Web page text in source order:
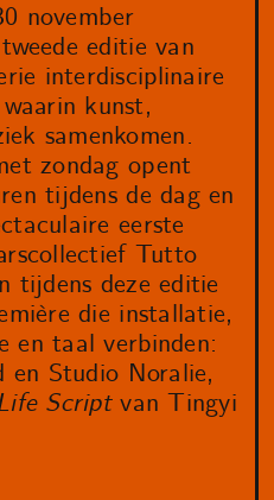
november
editie van
interdisciplinaire
kunst,
samenkomen.
zondag opent
tijdens de dag en
eerste
Tutto
tijdens deze editie
die installatie,
en taal verbinden:
Studio Noralie,
Scriptvan Tingyi